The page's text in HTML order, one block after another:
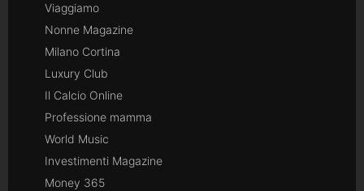
Viaggiamo
Nonne Magazine
Milano Cortina
Luxury Club
Il Calcio Online
Professione mamma
World Music
Investimenti Magazine
Money 365